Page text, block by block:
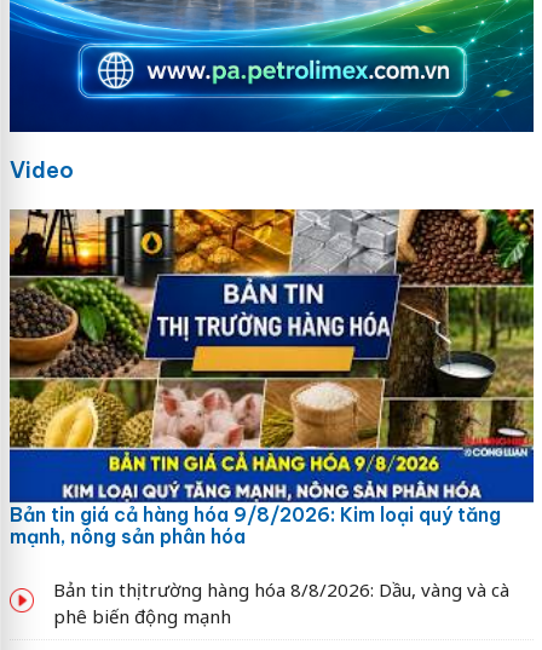
Video
Bản tin giá cả hàng hóa 9/8/2026: Kim loại quý tăng
mạnh, nông sản phân hóa
Bản tin thị trường hàng hóa 8/8/2026: Dầu, vàng và cà
phê biến động mạnh